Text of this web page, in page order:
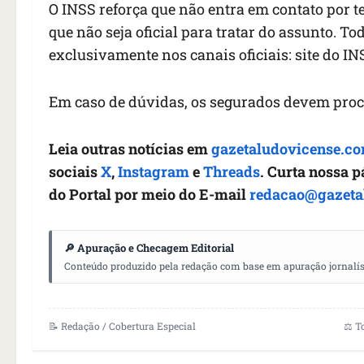
O INSS reforça que não entra em contato por
que não seja oficial para tratar do assunto.
exclusivamente nos canais oficiais: site do
Em caso de dúvidas, os segurados devem
Leia outras notícias em
sociaisX,InstagrameThreads. Curta nossa
do Portal por meio do E-mail
🔎 Apuração e Checagem Editorial
Conteúdo produzido pela redação com base em apuração
📝 Redação / Cobertura Especial ⚖️